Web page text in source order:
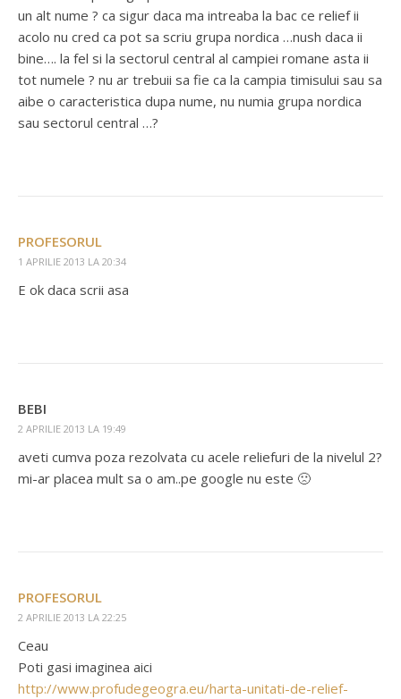
un alt nume ? ca sigur daca ma intreaba la bac ce relief ii
acolo nu cred ca pot sa scriu grupa nordica …nush daca ii
bine…. la fel si la sectorul central al campiei romane asta ii
tot numele ? nu ar trebuii sa fie ca la campia timisului sau sa
aibe o caracteristica dupa nume, nu numia grupa nordica
sau sectorul central …?
PROFESORUL
1 APRILIE 2013 LA 20:34
E ok daca scrii asa
BEBI
2 APRILIE 2013 LA 19:49
aveti cumva poza rezolvata cu acele reliefuri de la nivelul 2?
mi-ar placea mult sa o am..pe google nu este 🙁
PROFESORUL
2 APRILIE 2013 LA 22:25
Ceau
Poti gasi imaginea aici
http://www.profudegeogra.eu/harta-unitati-de-relief-